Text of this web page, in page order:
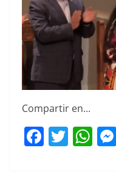
Compartir en...
F T W